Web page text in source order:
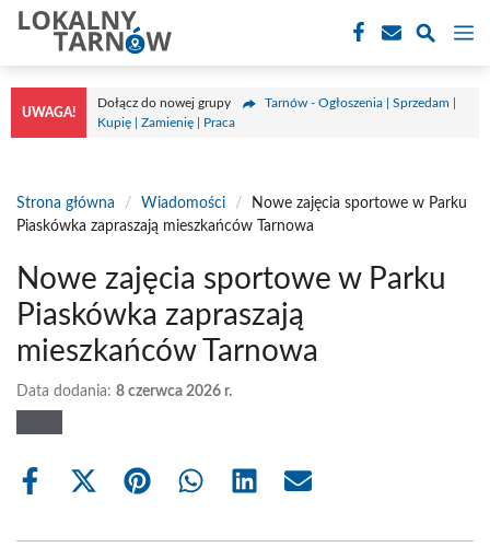
Przejdź
treści
UWAGA!
Dołącz do nowej grupy
Tarnów - Ogłoszenia | Sprzedam |
Kupię | Zamienię | Praca
Strona główna / Wiadomości /
Nowe zajęcia sportowe w Parku
Piaskówka zapraszają mieszkańców Tarnowa
Nowe zajęcia sportowe w Parku
Piaskówka zapraszają
mieszkańców Tarnowa
Data dodania: 8 czerwca 2026 r.
Share
Share
(Twitter)
Share Share Share Share